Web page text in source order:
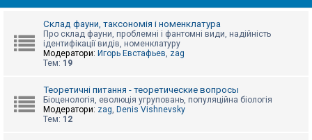
т
р
а
Склад фауни, таксономія і номенклатура
Про склад фауни, проблемні і фантомні види, надійність
ідентифікації видів, номенклатуру
Модератори: Игорь Евстафьев, zag
Тем: 19
Теоретичні питання - теоретические вопросы
Біоценологія, еволюція угруповань, популяційна біологія
Модератори: zag, Denis Vishnevsky
Тем: 12